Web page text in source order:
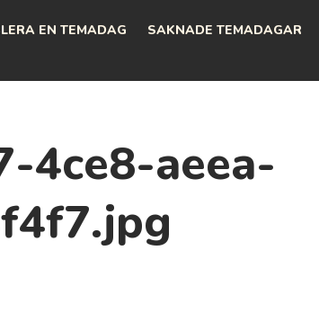
EN TEMADAG SAKNADE TEMADAGAR
4ce8-aeea-